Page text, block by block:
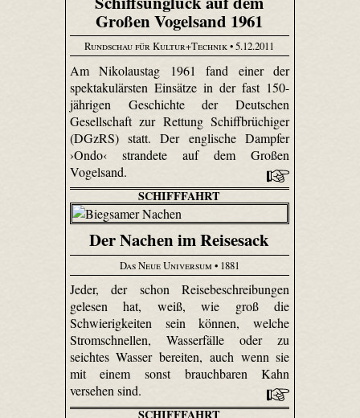
Großen Vogelsand 1961
Rundschau für Kultur+Technik• 5.12.2011
Am Nikolaustag 1961 fand einer der
spektakulärsten Einsätze in der fast 150-
jährigen Geschichte der Deutschen
Gesellschaft zur Rettung Schiffbrüchiger
(DGzRS) statt. Der englische Dampfer
›Ondo‹ strandete auf dem Großen
Vogelsand.
SCHIFFFAHRT
Der Nachen im Reisesack
Das Neue Universum • 1881
Jeder, der schon Reisebeschreibungen
gelesen hat, weiß, wie groß die
Schwierigkeiten sein können, welche
Stromschnellen, Wasserfälle oder zu
seichtes Wasser bereiten, auch wenn sie
mit einem sonst brauchbaren Kahn
versehen sind.
SCHIFFFAHRT